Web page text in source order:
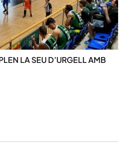
LA SEU D’URGELL AMB